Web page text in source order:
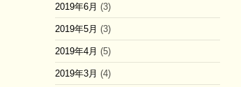
2019年6月 (3)
2019年5月 (3)
2019年4月 (5)
2019年3月 (4)